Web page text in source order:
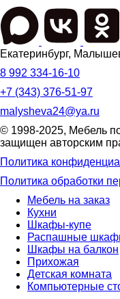
Екатеринбург,
8 992 334-16-10
+7 (343) 376-51-97
malysheva24@ya.ru
© 1998-2025, Мебель
защищен авторским
Политика
Политика обработки
Мебель на заказ
Кухни
Шкафы-купе
Распашные
Шкафы на балкон
Прихожая
Детская комната
Компьютерные